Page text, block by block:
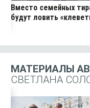
Вместо семейных
будут ловить
МАТЕРИАЛЫ
СВЕТЛАНА